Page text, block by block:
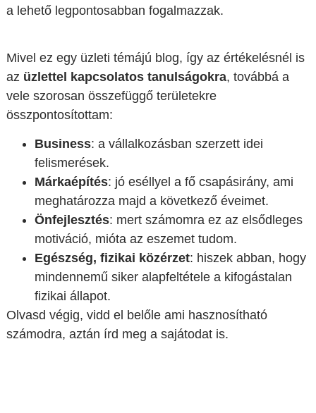
a lehető legpontosabban fogalmazzak.
Mivel ez egy üzleti témájú blog, így az értékelésnél is
az üzlettel kapcsolatos tanulságokra, továbbá a
vele szorosan összefüggő területekre
összpontosítottam:
Business: a vállalkozásban szerzett idei
felismerések.
Márkaépítés: jó eséllyel a fő csapásirány, ami
meghatározza majd a következő éveimet.
Önfejlesztés: mert számomra ez az elsődleges
motiváció, mióta az eszemet tudom.
Egészség, fizikai közérzet: hiszek abban, hogy
mindennemű siker alapfeltétele a kifogástalan
fizikai állapot.
Olvasd végig, vidd el belőle ami hasznosítható
számodra, aztán írd meg a sajátodat is.